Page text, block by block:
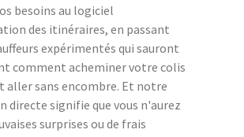
besoins au logiciel
des itinéraires, en passant
expérimentés qui sauront
comment acheminer votre colis
aller sans encombre. Et notre
directe signifie que vous n'aurez
surprises ou de frais